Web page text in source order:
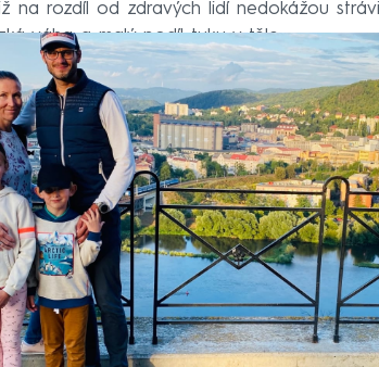
na rozdíl od zdravých lidí nedokážou
váha a malý podíl tuku v těle.